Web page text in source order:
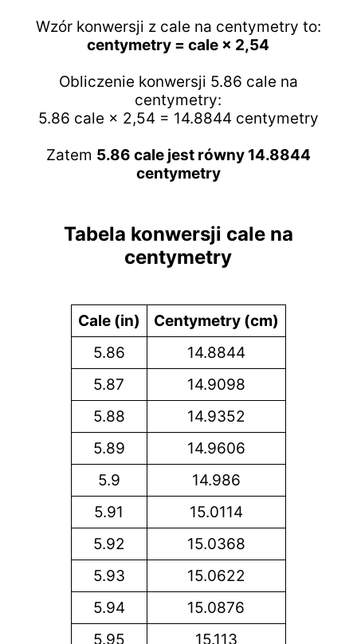
Wzór konwersji z cale na centymetry to:
centymetry = cale × 2,54
Obliczenie konwersji 5.86 cale na
centymetry:
5.86 cale × 2,54 = 14.8844 centymetry
Zatem 5.86 cale jest równy 14.8844
centymetry
Tabela konwersji cale na
centymetry
Cale (in)
Centymetry (cm)
5.86
14.8844
5.87
14.9098
5.88
14.9352
5.89
14.9606
5.9
14.986
5.91
15.0114
5.92
15.0368
5.93
15.0622
5.94
15.0876
5.95
15.113